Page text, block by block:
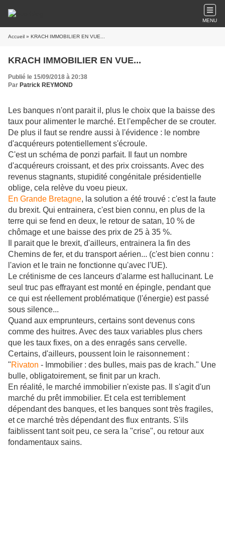
MENU
Accueil » KRACH IMMOBILIER EN VUE...
KRACH IMMOBILIER EN VUE...
Publié le 15/09/2018 à 20:38
Par Patrick REYMOND
Les banques n'ont parait il, plus le choix que la baisse des
taux pour alimenter le marché. Et l'empêcher de se crouter.
De plus il faut se rendre aussi à l'évidence : le nombre
d'acquéreurs potentiellement s'écroule.
C'est un schéma de ponzi parfait. Il faut un nombre
d'acquéreurs croissant, et des prix croissants. Avec des
revenus stagnants, stupidité congénitale présidentielle
oblige, cela relève du voeu pieux.
En Grande Bretagne, la solution a été trouvé : c'est la faute
du brexit. Qui entrainera, c'est bien connu, en plus de la
terre qui se fend en deux, le retour de satan, 10 % de
chômage et une baisse des prix de 25 à 35 %.
Il parait que le brexit, d'ailleurs, entrainera la fin des
Chemins de fer, et du transport aérien... (c'est bien connu :
l'avion et le train ne fonctionne qu'avec l'UE).
Le crétinisme de ces lanceurs d'alarme est hallucinant. Le
seul truc pas effrayant est monté en épingle, pendant que
ce qui est réellement problématique (l'énergie) est passé
sous silence...
Quand aux emprunteurs, certains sont devenus cons
comme des huitres. Avec des taux variables plus chers
que les taux fixes, on a des enragés sans cervelle.
Certains, d'ailleurs, poussent loin le raisonnement :
"Rivaton - Immobilier : des bulles, mais pas de krach." Une
bulle, obligatoirement, se finit par un krach.
En réalité, le marché immobilier n'existe pas. Il s'agit d'un
marché du prêt immobilier. Et cela est terriblement
dépendant des banques, et les banques sont très fragiles,
et ce marché très dépendant des flux entrants. S'ils
faiblissent tant soit peu, ce sera la "crise", ou retour aux
fondamentaux sains.